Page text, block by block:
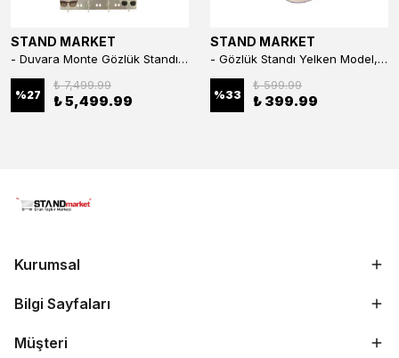
STAND MARKET
- Duvara Monte Gözlük Standı 56'li Pleksi Glass | 99x67 cm Gözlük Teşhir Standı
%27
₺ 7,499.99
₺ 5,499.99
STAND MARKET
- Gözlük Standı Yelken Model, 5 Gözlük Kapasiteli Standı Kırmızı
%33
₺ 599.99
₺ 399.99
Kurumsal
Bilgi Sayfaları
Müşteri